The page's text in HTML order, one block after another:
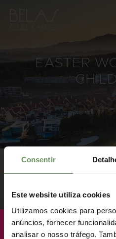
Consentir
Este website utiliza cookies
Utilizamos cookies para
anúncios, fornecer
analisar o nosso tráfego.
EASTER